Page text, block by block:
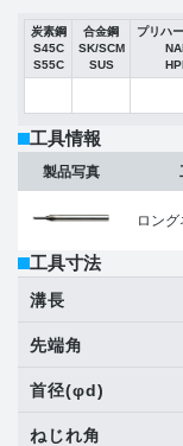
炭素鋼
S45C
S55C
合金鋼
SK/SCM
SUS
プリハ
工具情報
製品写真
ロン
工具寸法
溝長
先端角
首径(φd)
ねじれ角